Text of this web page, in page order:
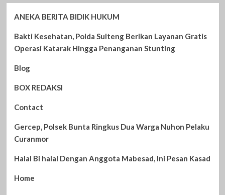
ANEKA BERITA BIDIK HUKUM
Bakti Kesehatan, Polda Sulteng Berikan Layanan Gratis
Operasi Katarak Hingga Penanganan Stunting
Blog
BOX REDAKSI
Contact
Gercep, Polsek Bunta Ringkus Dua Warga Nuhon Pelaku
Curanmor
Halal Bi halal Dengan Anggota Mabesad, Ini Pesan Kasad
Home